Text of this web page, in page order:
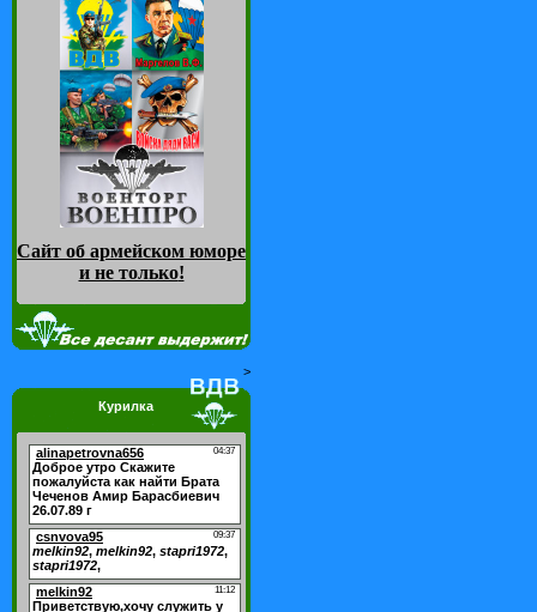
Сайт об армейском юморе
и не только!
>
Курилка